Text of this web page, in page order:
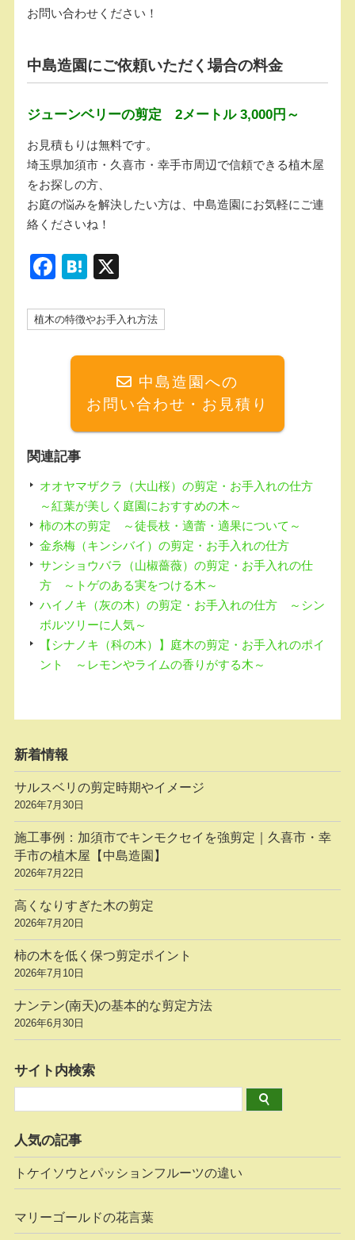
お問い合わせください！
中島造園にご依頼いただく場合の料金
ジューンベリーの剪定 2メートル 3,000円～
お見積もりは無料です。
埼玉県加須市・久喜市・幸手市周辺で信頼できる植木屋
をお探しの方、
お庭の悩みを解決したい方は、中島造園にお気軽にご連
絡くださいね！
F
c
k
H
e
植木の特徴やお手入れ方法
中島造園への
お問い合わせ・お見積り
関連記事
オオヤマザクラ（大山桜）の剪定・お手入れの仕方
～紅葉が美しく庭園におすすめの木～
柿の木の剪定 ～徒長枝・適蕾・適果について～
金糸梅（キンシバイ）の剪定・お手入れの仕方
サンショウバラ（山椒薔薇）の剪定・お手入れの仕
方 ～トゲのある実をつける木～
ハイノキ（灰の木）の剪定・お手入れの仕方 ～シン
ボルツリーに人気～
【シナノキ（科の木）】庭木の剪定・お手入れのポイ
ント ～レモンやライムの香りがする木～
新着情報
サルスベリの剪定時期やイメージ
2026年7月30日
施工事例：加須市でキンモクセイを強剪定｜久喜市・幸
手市の植木屋【中島造園】
2026年7月22日
高くなりすぎた木の剪定
2026年7月20日
柿の木を低く保つ剪定ポイント
2026年7月10日
ナンテン(南天)の基本的な剪定方法
2026年6月30日
サイト内検索
人気の記事
トケイソウとパッションフルーツの違い
マリーゴールドの花言葉